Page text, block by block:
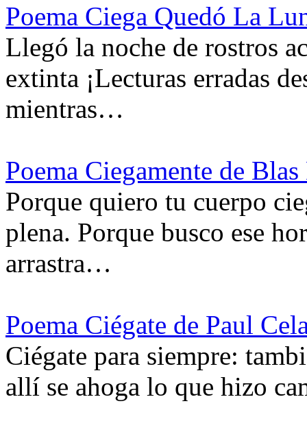
Poema Ciega Quedó La
Llegó la noche de rostros
extinta ¡Lecturas erradas
mientras…
Poema Ciegamente de
Porque quiero tu cuerpo
plena. Porque busco ese
arrastra…
Poema Ciégate de Paul
Ciégate para siempre:
allí se ahoga lo que hizo